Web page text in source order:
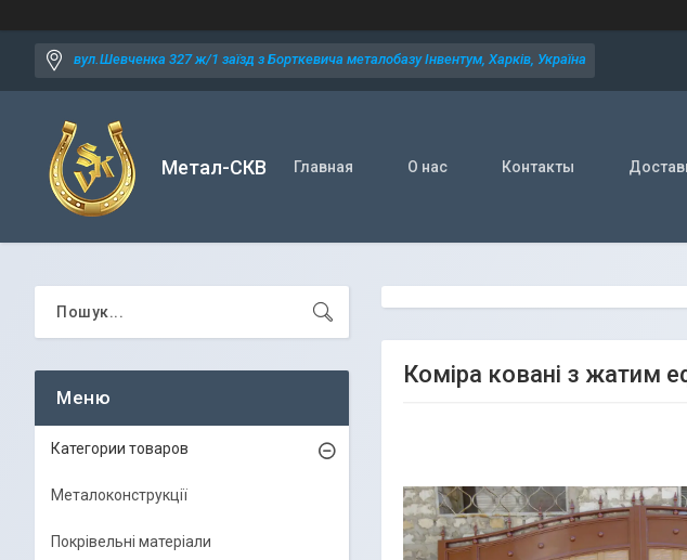
вул.Шевченка 327 ж/1 заїзд з Борткевича металобазу Інвентум, Харків, Україна
Метал-СКВ Главная О нас Контакты
Коміра ковані з жатим
Категории товаров
Металоконструкції
Покрівельні матеріали